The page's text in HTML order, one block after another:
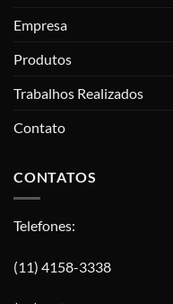
Empresa
Produtos
Trabalhos Realizados
Contato
CONTATOS
Telefones:
(11) 4158-3338